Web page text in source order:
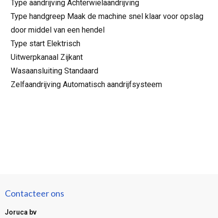
Type aandrijving Achterwielaandrijving
Type handgreep Maak de machine snel klaar voor opslag
door middel van een hendel
Type start Elektrisch
Uitwerpkanaal Zijkant
Wasaansluiting Standaard
Zelfaandrijving Automatisch aandrijfsysteem
Contacteer ons
Joruca bv